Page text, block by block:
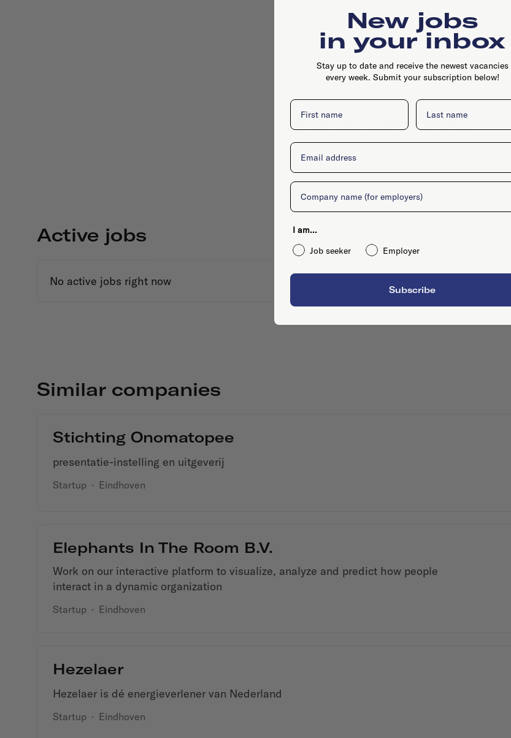
torenallee 45, 5617BA, Eindhoven
Active jobs
No active jobs right now
Similar companies
Stichting Onomatopee
presentatie-instelling en uitgeverij
Startup · Eindhoven
Elephants In The Room B.V.
Work on our interactive platform to visualize, analyze and predict how people
interact in a dynamic organization
Startup · Eindhoven
Hezelaer
Hezelaer is dé energieverlener van Nederland
Startup · Eindhoven
New jobs
in your inbox
Stay up to date and receive the newest vacancies
every week. Submit your subscription below!
First name Last name
Email
Company
I am...
Job seeker
Employer
Subscribe